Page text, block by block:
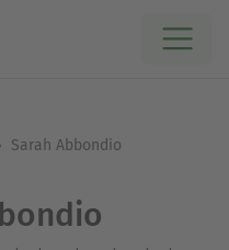
Sarah Abbondio